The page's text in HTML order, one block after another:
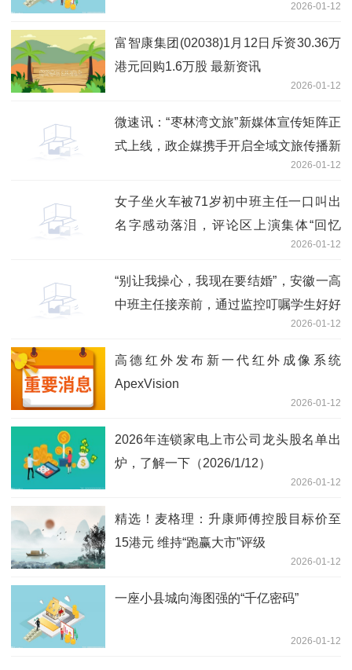
2026-01-12
富智康集团(02038)1月12日斥资30.36万
港元回购1.6万股 最新资讯
2026-01-12
微速讯：“枣林湾文旅”新媒体宣传矩阵正
式上线，政企媒携手开启全域文旅传播新
2026-01-12
女子坐火车被71岁初中班主任一口叫出
名字感动落泪，评论区上演集体“回忆
2026-01-12
“别让我操心，我现在要结婚”，安徽一高
中班主任接亲前，通过监控叮嘱学生好好
2026-01-12
高德红外发布新一代红外成像系统
ApexVision
2026-01-12
2026年连锁家电上市公司龙头股名单出
炉，了解一下（2026/1/12）
2026-01-12
精选！麦格理：升康师傅控股目标价至
15港元 维持“跑赢大市”评级
2026-01-12
一座小县城向海图强的“千亿密码”
2026-01-12